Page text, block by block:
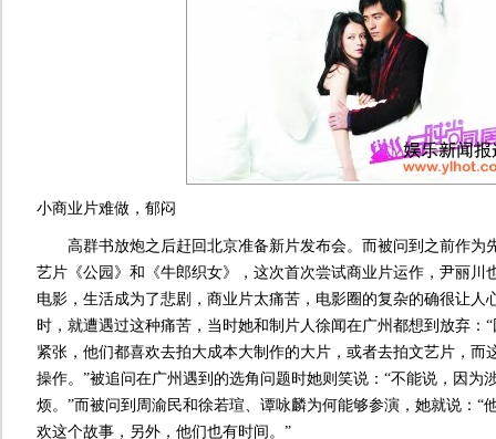
小商业片难做，郁闷
高群书放炮之后赶回北京准备新片发布会。而被问到之前作为
艺片《公园》和《牛郎织女》，这次首次尝试商业片运作，尹丽川
电影，生活成为了悲剧，商业片太痛苦，电影圈的复杂的确很让人
时，就遭遇过这种痛苦，当时她和制片人徐闻在广州都想到放弃：
紧张，他们都喜欢去拍大成本大制作的大片，或者去拍文艺片，而
操作。”被追问在广州遇到的选角问题时她则笑说：“不能说，因为
烦。”而被问到周渝民和徐若瑄、谭咏麟为何能够参演，她就说：“
欢这个故事，另外，他们也有时间。”